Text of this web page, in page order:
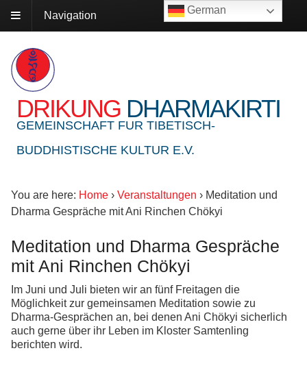
Navigation
DRIKUNG DHARMAKIRTI
GEMEINSCHAFT FUR TIBETISCH-
BUDDHISTISCHE KULTUR E.V.
You are here: Home › Veranstaltungen › Meditation und
Dharma Gespräche mit Ani Rinchen Chökyi
Meditation und Dharma Gespräche
mit Ani Rinchen Chökyi
Im Juni und Juli bieten wir an fünf Freitagen die
Möglichkeit zur gemeinsamen Meditation sowie zu
Dharma-Gesprächen an, bei denen Ani Chökyi sicherlich
auch gerne über ihr Leben im Kloster Samtenling
berichten wird.
German